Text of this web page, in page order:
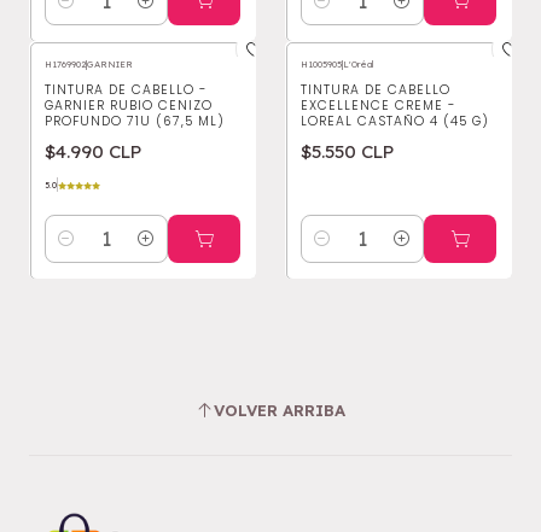
Cantidad Cantidad
H1769902|GARNIER
TINTURA DE CABELLO -
GARNIER RUBIO CENIZO
PROFUNDO 71U (67,5 ML)
$4.990 CLP
5.0
Cantidad
H1005905|L'Oréal
TINTURA DE CABELLO
EXCELLENCE CREME -
LOREAL CASTAÑO 4 (45 G)
$5.550 CLP
Cantidad
VOLVER ARRIBA